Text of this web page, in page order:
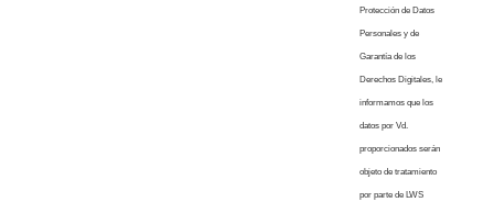
Protección de Datos
Personales y de
Garantía de los
Derechos Digitales, le
informamos que los
datos por Vd.
proporcionados serán
objeto de tratamiento
por parte de LWS